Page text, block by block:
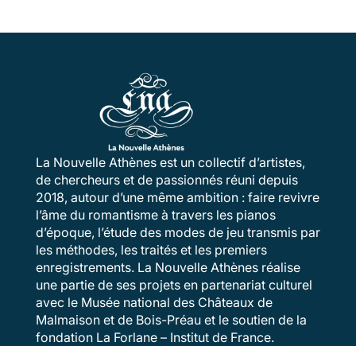
La Nouvelle Athènes est un collectif d’artistes,
de chercheurs et de passionnés réuni depuis
2018, autour d’une même ambition : faire revivre
l’âme du romantisme à travers les pianos
d’époque, l’étude des modes de jeu transmis par
les méthodes, les traités et les premiers
enregistrements. La Nouvelle Athènes réalise
une partie de ses projets en partenariat culturel
avec le Musée national des Châteaux de
Malmaison et de Bois-Préau et le soutien de la
fondation La Forlane – Institut de France.